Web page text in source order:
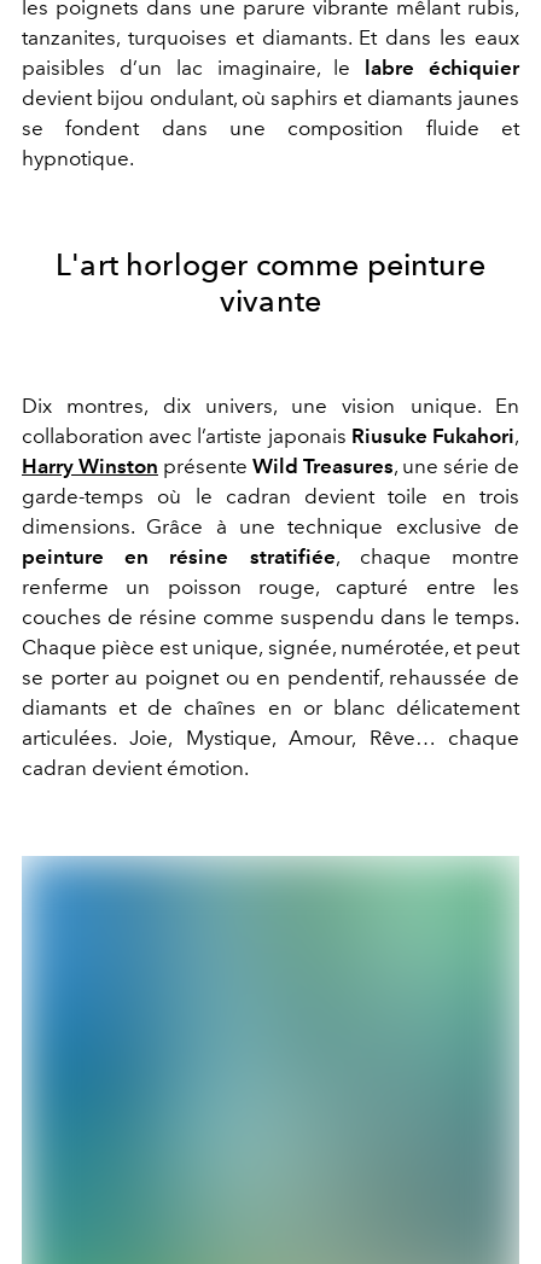
les poignets dans une parure vibrante mêlant rubis,
tanzanites, turquoises et diamants. Et dans les eaux
paisibles d’un lac imaginaire, le labre échiquier
devient bijou ondulant, où saphirs et diamants jaunes
se fondent dans une composition fluide et
hypnotique.
L'art horloger comme peinture
vivante
Dix montres, dix univers, une vision unique. En
collaboration avec l’artiste japonais Riusuke Fukahori,
Harry Winston présente Wild Treasures, une série de
garde-temps où le cadran devient toile en trois
dimensions. Grâce à une technique exclusive de
peinture en résine stratifiée, chaque montre
renferme un poisson rouge, capturé entre les
couches de résine comme suspendu dans le temps.
Chaque pièce est unique, signée, numérotée, et peut
se porter au poignet ou en pendentif, rehaussée de
diamants et de chaînes en or blanc délicatement
articulées. Joie, Mystique, Amour, Rêve… chaque
cadran devient émotion.